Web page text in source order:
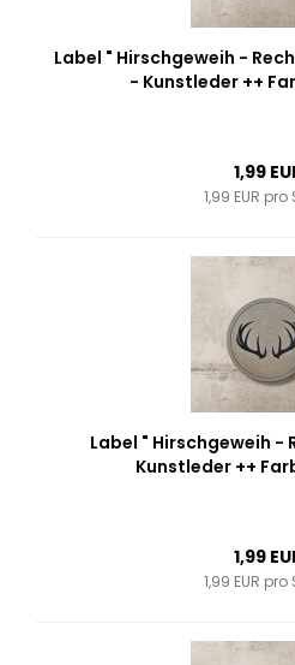
Label " Hirschgeweih -
- Kunstleder ++
1,99
1,99 EUR
Label " Hirschgeweih -
Kunstleder ++
1,99
1,99 EUR